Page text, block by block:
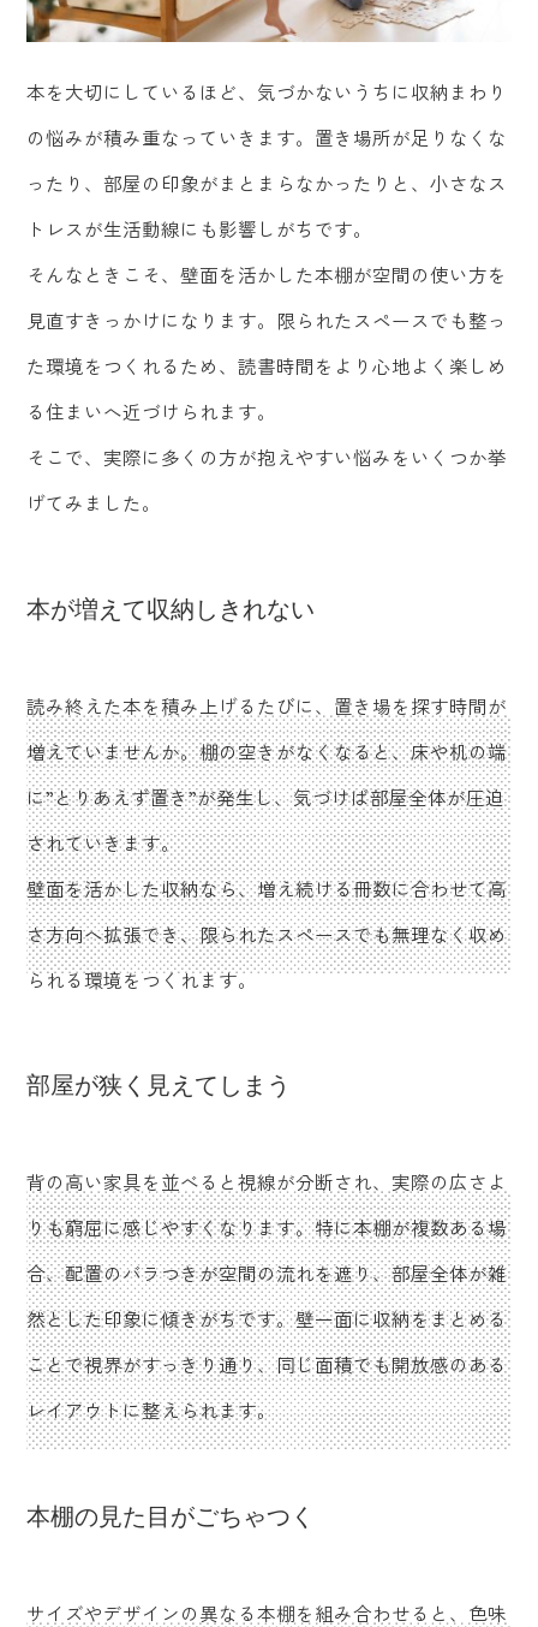
本を大切にしているほど、気づかないうちに収納まわり
の悩みが積み重なっていきます。置き場所が足りなくな
ったり、部屋の印象がまとまらなかったりと、小さなス
トレスが生活動線にも影響しがちです。
そんなときこそ、壁面を活かした本棚が空間の使い方を
見直すきっかけになります。限られたスペースでも整っ
た環境をつくれるため、読書時間をより心地よく楽しめ
る住まいへ近づけられます。
そこで、実際に多くの方が抱えやすい悩みをいくつか挙
げてみました。
本が増えて収納しきれない
読み終えた本を積み上げるたびに、置き場を探す時間が
増えていませんか。棚の空きがなくなると、床や机の端
に”とりあえず置き”が発生し、気づけば部屋全体が圧迫
されていきます。
壁面を活かした収納なら、増え続ける冊数に合わせて高
さ方向へ拡張でき、限られたスペースでも無理なく収め
られる環境をつくれます。
部屋が狭く見えてしまう
背の高い家具を並べると視線が分断され、実際の広さよ
りも窮屈に感じやすくなります。特に本棚が複数ある場
合、配置のバラつきが空間の流れを遮り、部屋全体が雑
然とした印象に傾きがちです。壁一面に収納をまとめる
ことで視界がすっきり通り、同じ面積でも開放感のある
レイアウトに整えられます。
本棚の見た目がごちゃつく
サイズやデザインの異なる本棚を組み合わせると、色味